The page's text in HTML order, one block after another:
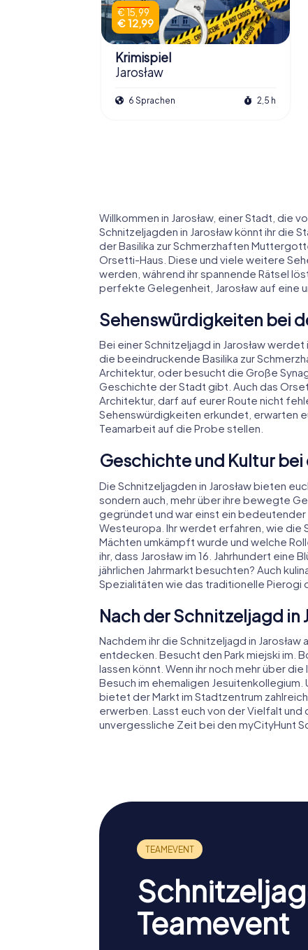
€ 15,99
€ 12,99
Krimispiel
Jarosław
6 Sprachen 2,5 h
Willkommen in Jarosław, einer Stadt, die
Schnitzeljagden in Jarosław könnt ihr die
der Basilika zur Schmerzhaften
Orsetti-Haus. Diese und viele weitere
werden, während ihr spannende Rätsel
perfekte Gelegenheit, Jarosław auf eine
Sehenswürdigkeiten bei
Bei einer Schnitzeljagd in Jarosław
die beeindruckende Basilika zur
Architektur, oder besucht die Große
Geschichte der Stadt gibt. Auch das
Architektur, darf auf eurer Route nicht
Sehenswürdigkeiten erkundet, erwarten
Teamarbeit auf die Probe stellen.
Geschichte und Kultur bei
Die Schnitzeljagden in Jarosław bieten
sondern auch, mehr über ihre bewegte
gegründet und war einst ein
Westeuropa. Ihr werdet erfahren, wie die
Mächten umkämpft wurde und welche
ihr, dass Jarosław im 16. Jahrhundert
jährlichen Jahrmarkt besuchten? Auch
Spezialitäten wie das traditionelle Pierogi
Nach der Schnitzeljagd in
Nachdem ihr die Schnitzeljagd in
entdecken. Besucht den Park miejski im.
lassen könnt. Wenn ihr noch mehr über
Besuch im ehemaligen
bietet der Markt im Stadtzentrum
erwerben. Lasst euch von der Vielfalt und
unvergessliche Zeit bei den myCityHunt
Teamevent